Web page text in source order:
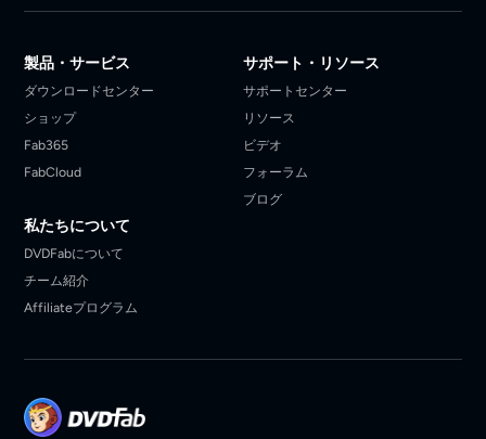
製品・サービス
ダウンロードセンター
ショップ
Fab365
FabCloud
サポート・リソース
サポートセンター
リソース
ビデオ
フォーラム
ブログ
私たちについて
DVDFabについて
チーム紹介
Affiliateプログラム